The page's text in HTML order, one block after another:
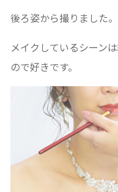
後ろ姿から撮りました。
メイクしているシーン
ので好きです。